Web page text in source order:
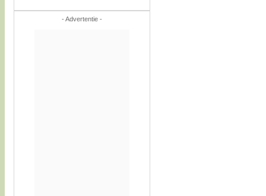
- Advertentie -